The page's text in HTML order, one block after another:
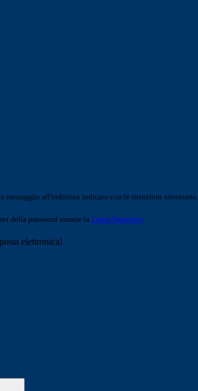
messaggio all'indirizzo indicato con le istruzioni necessarie.
della password tramite la Login Spaggiari
elettronica!